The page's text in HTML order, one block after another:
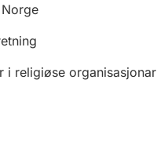
Norge
i religiøse organisasjonar